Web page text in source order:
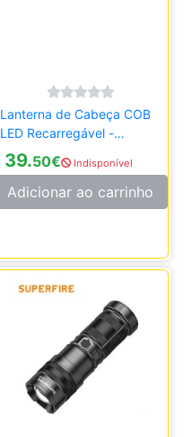
Lanterna de Cabeça COB
LED Recarregável -
Scangrip Zone 2 200
Lúmens
39.50€ Indisponível
Adicionar ao carrinho